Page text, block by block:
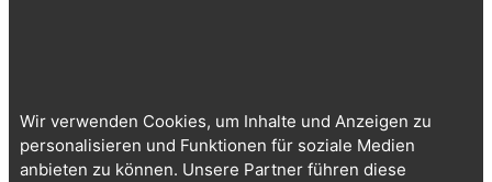
Wir verwenden Cookies, um Inhalte und Anzeigen zu
personalisieren und Funktionen für soziale Medien
anbieten zu können. Unsere Partner führen diese